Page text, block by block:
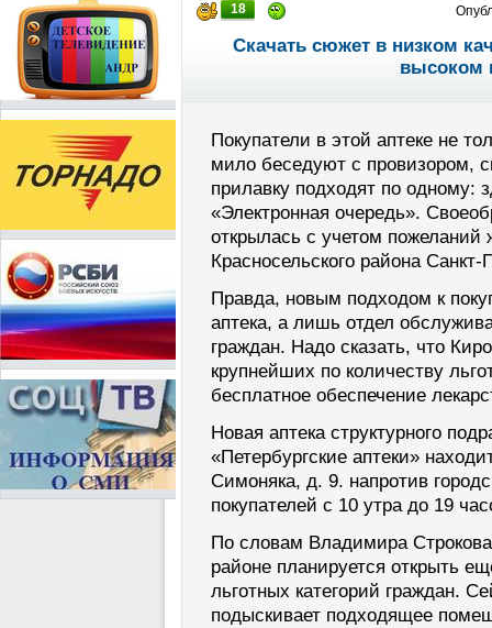
18
Скачать сюжет в низком
высоком
Покупатели в этой аптеке не
мило беседуют с провизором,
прилавку подходят по одному:
«Электронная очередь».
открылась с учетом пожеланий
Красносельского района Санкт-
Правда, новым подходом к
аптека, а лишь отдел
граждан. Надо сказать, что
крупнейших по количеству
бесплатное обеспечение
Новая аптека структурного
«Петербургские аптеки»
Симоняка, д. 9. напротив
покупателей с 10 утра до 19
По словам Владимира
районе планируется открыть
льготных категорий граждан.
подыскивает подходящее